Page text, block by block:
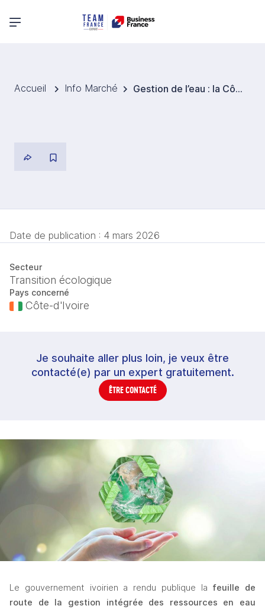
Menu principal
Accueil Info Marché Gestion de l’eau : la Côte d’Ivoire se dote d’une feuille de route opérationnelle
Date de publication : 4 mars 2026
Secteur
Transition écologique
Pays concerné
Côte-d'Ivoire
Je souhaite aller plus loin, je veux être
contacté(e) par un expert gratuitement.
ÊTRE CONTACTÉ
Le gouvernement ivoirien a rendu publique la feuille de
route de la gestion intégrée des ressources en eau